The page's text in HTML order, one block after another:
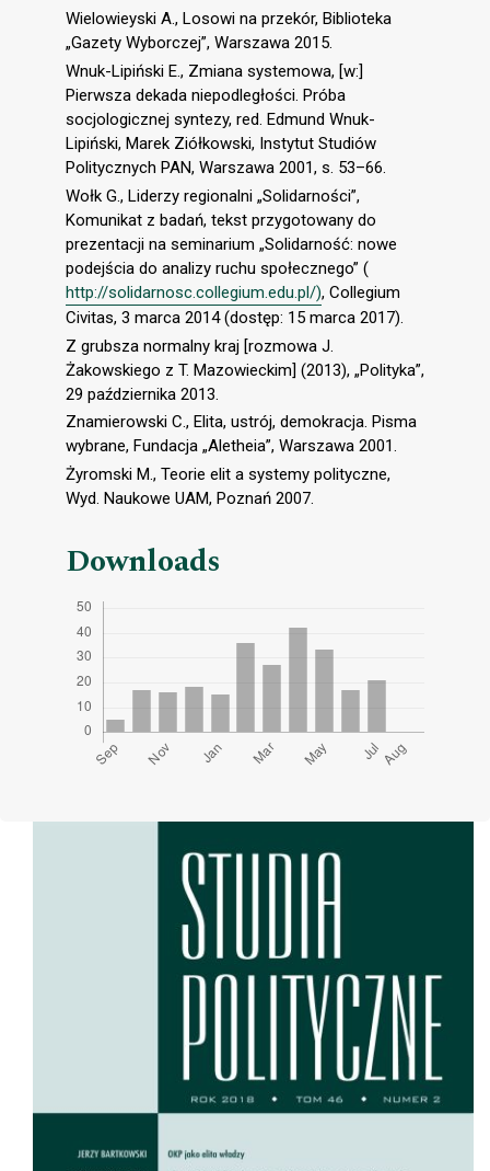
Wielowieyski A., Losowi na przekór, Biblioteka
„Gazety Wyborczej”, Warszawa 2015.
Wnuk-Lipiński E., Zmiana systemowa, [w:]
Pierwsza dekada niepodległości. Próba
socjologicznej syntezy, red. Edmund Wnuk-
Lipiński, Marek Ziółkowski, Instytut Studiów
Politycznych PAN, Warszawa 2001, s. 53–66.
Wołk G., Liderzy regionalni „Solidarności”,
Komunikat z badań, tekst przygotowany do
prezentacji na seminarium „Solidarność: nowe
podejścia do analizy ruchu społecznego” (
http://solidarnosc.collegium.edu.pl/), Collegium
Civitas, 3 marca 2014 (dostęp: 15 marca 2017).
Z grubsza normalny kraj [rozmowa J.
Żakowskiego z T. Mazowieckim] (2013), „Polityka”,
29 października 2013.
Znamierowski C., Elita, ustrój, demokracja. Pisma
wybrane, Fundacja „Aletheia”, Warszawa 2001.
Żyromski M., Teorie elit a systemy polityczne,
Wyd. Naukowe UAM, Poznań 2007.
Downloads
Cover image